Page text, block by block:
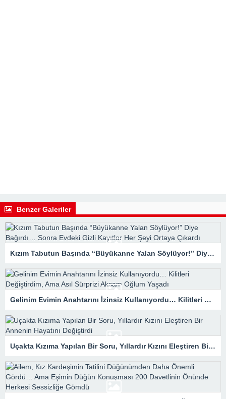
Benzer Galeriler
Kızım Tabutun Başında “Büyükanne Yalan Söylüyor!” Diye Bağırdı… Sonra Evdeki Gizli Kayıtlar Her Şeyi Ortaya Çıkardı
Gelinim Evimin Anahtarını İzinsiz Kullanıyordu… Kilitleri Değiştirdim, Ama Asıl Sürprizi Akşam Oğlum Yaşadı
Uçakta Kızıma Yapılan Bir Soru, Yıllardır Kızını Eleştiren Bir Annenin Hayatını Değiştirdi